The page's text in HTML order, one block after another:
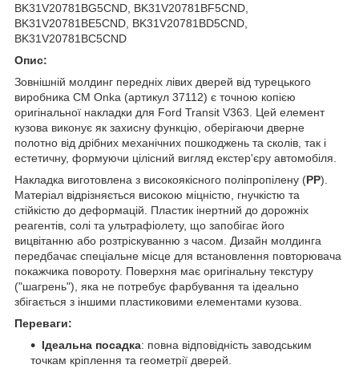
BK31V20781BG5CND, BK31V20781BF5CND,
BK31V20781BE5CND, BK31V20781BD5CND,
BK31V20781BC5CND
Опис:
Зовнішній молдинг передніх лівих дверей від турецького
виробника CM Onka (артикул 37112) є точною копією
оригінальної накладки для Ford Transit V363. Цей елемент
кузова виконує як захисну функцію, оберігаючи дверне
полотно від дрібних механічних пошкоджень та сколів, так і
естетичну, формуючи цілісний вигляд екстер'єру автомобіля.
Накладка виготовлена з високоякісного поліпропілену (PP).
Матеріал відрізняється високою міцністю, гнучкістю та
стійкістю до деформацій. Пластик інертний до дорожніх
реагентів, солі та ультрафіолету, що запобігає його
вицвітанню або розтріскуванню з часом. Дизайн молдинга
передбачає спеціальне місце для встановлення повторювача
покажчика повороту. Поверхня має оригінальну текстуру
("шагрень"), яка не потребує фарбування та ідеально
збігається з іншими пластиковими елементами кузова.
Переваги:
Ідеальна посадка: повна відповідність заводським
точкам кріплення та геометрії дверей.